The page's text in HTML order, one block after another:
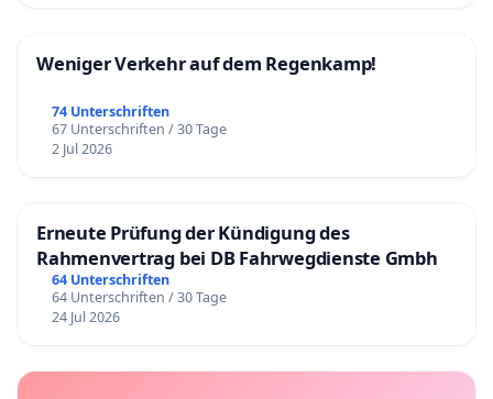
Weniger Verkehr auf dem Regenkamp!
74 Unterschriften
67 Unterschriften / 30 Tage
2 Jul 2026
Erneute Prüfung der Kündigung des
Rahmenvertrag bei DB Fahrwegdienste Gmbh
64 Unterschriften
64 Unterschriften / 30 Tage
24 Jul 2026